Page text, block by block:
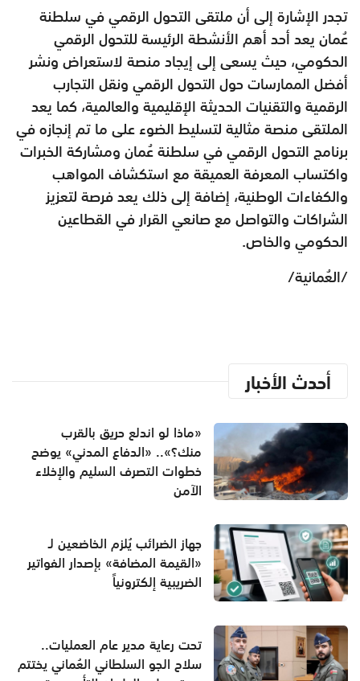
تجدر الإشارة إلى أن ملتقى التحول الرقمي في سلطنة
عُمان يعد أحد أهم الأنشطة الرئيسة للتحول الرقمي
الحكومي، حيث يسعى إلى إيجاد منصة لاستعراض ونشر
أفضل الممارسات حول التحول الرقمي ونقل التجارب
الرقمية والتقنيات الحديثة الإقليمية والعالمية، كما يعد
الملتقى منصة مثالية لتسليط الضوء على ما تم إنجازه في
برنامج التحول الرقمي في سلطنة عُمان ومشاركة الخبرات
واكتساب المعرفة العميقة مع استكشاف المواهب
والكفاءات الوطنية، إضافة إلى ذلك يعد فرصة لتعزيز
الشراكات والتواصل مع صانعي القرار في القطاعين
الحكومي والخاص.
/العُمانية/
أحدث الأخبار
«ماذا لو اندلع حريق بالقرب
منك؟».. «الدفاع المدني» يوضح
خطوات التصرف السليم والإخلاء
الآمن
جهاز الضرائب يُلزم الخاضعين لـ
«القيمة المضافة» بإصدار الفواتير
الضريبية إلكترونياً
تحت رعاية مدير عام العمليات..
سلاح الجو السلطاني العُماني يختتم